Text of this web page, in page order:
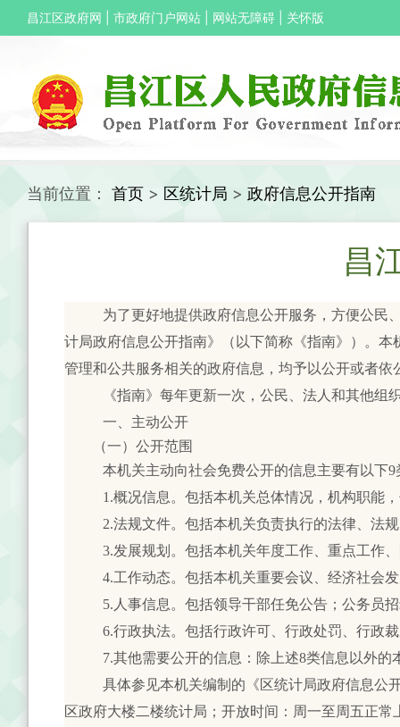
昌江区政府网 市政府门户网站 网站无障碍 关怀版
当前位置： 首页 > 区统计局 > 政府信息公开指南
昌
为了更好地提供政府信息公开服务，方便公民
计局政府信息公开指南》（以下简称《指南》）。
管理和公共服务相关的政府信息，均予以公开或者
《指南》每年更新一次，公民、法人和其他组
一、主动公开
（一）公开范围
本机关主动向社会免费公开的信息主要有以下9
1.概况信息。包括本机关总体情况，机构职能
2.法规文件。包括本机关负责执行的法律、法
3.发展规划。包括本机关年度工作、重点工作
4.工作动态。包括本机关重要会议、经济社会
5.人事信息。包括领导干部任免公告；公务员
6.行政执法。包括行政许可、行政处罚、行政
7.其他需要公开的信息：除上述8类信息以外
具体参见本机关编制的《区统计局政府信息公
区政府大楼二楼统计局；开放时间：周一至周五正常